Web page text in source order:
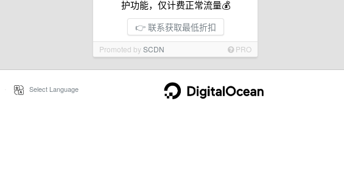
护功能，仅计费正常流量💰
👉 联系获取最低折扣
Promoted bySCDN PRO
Select Language